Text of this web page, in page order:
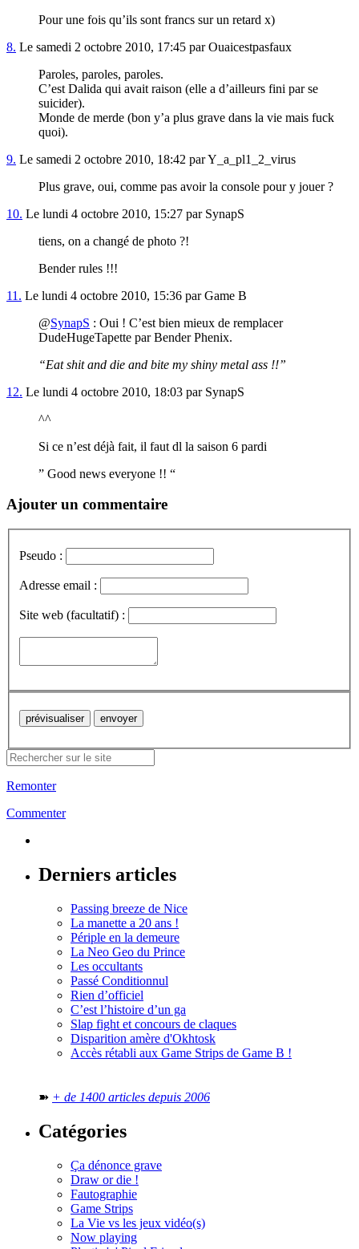
Pour une fois qu’ils sont francs sur un retard x)
8. Le samedi 2 octobre 2010, 17:45 par Ouaicestpasfaux
Paroles, paroles, paroles.
C’est Dalida qui avait raison (elle a d’ailleurs fini par se
suicider).
Monde de merde (bon y’a plus grave dans la vie mais fuck
quoi).
9. Le samedi 2 octobre 2010, 18:42 par Y_a_pl1_2_virus
Plus grave, oui, comme pas avoir la console pour y jouer ?
10. Le lundi 4 octobre 2010, 15:27 par SynapS
tiens, on a changé de photo ?!
Bender rules !!!
11. Le lundi 4 octobre 2010, 15:36 par Game B
@SynapS : Oui ! C’est bien mieux de remplacer
DudeHugeTapette par Bender Phenix.
“Eat shit and die and bite my shiny metal ass !!”
12. Le lundi 4 octobre 2010, 18:03 par SynapS
^^
Si ce n’est déjà fait, il faut dl la saison 6 pardi
” Good news everyone !! “
Ajouter un commentaire
Pseudo :
Adresse email :
Site web (facultatif) :
Remonter
Commenter
Derniers articles
Passing breeze de Nice
La manette a 20 ans !
Périple en la demeure
La Neo Geo du Prince
Les occultants
Passé Conditionnul
Rien d’officiel
C’est l’histoire d’un ga
Slap fight et concours de claques
Disparition amère d'Okhtosk
Accès rétabli aux Game Strips de Game B !
➽ + de 1400 articles depuis 2006
Catégories
Ça dénonce grave
Draw or die !
Fautographie
Game Strips
La Vie vs les jeux vidéo(s)
Now playing